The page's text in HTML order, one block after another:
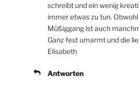
schreibt und ein wenig
immer etwas zu tun.
Müßiggang ist auch
Ganz fest umarmt und die
Elisabeth
Antworten